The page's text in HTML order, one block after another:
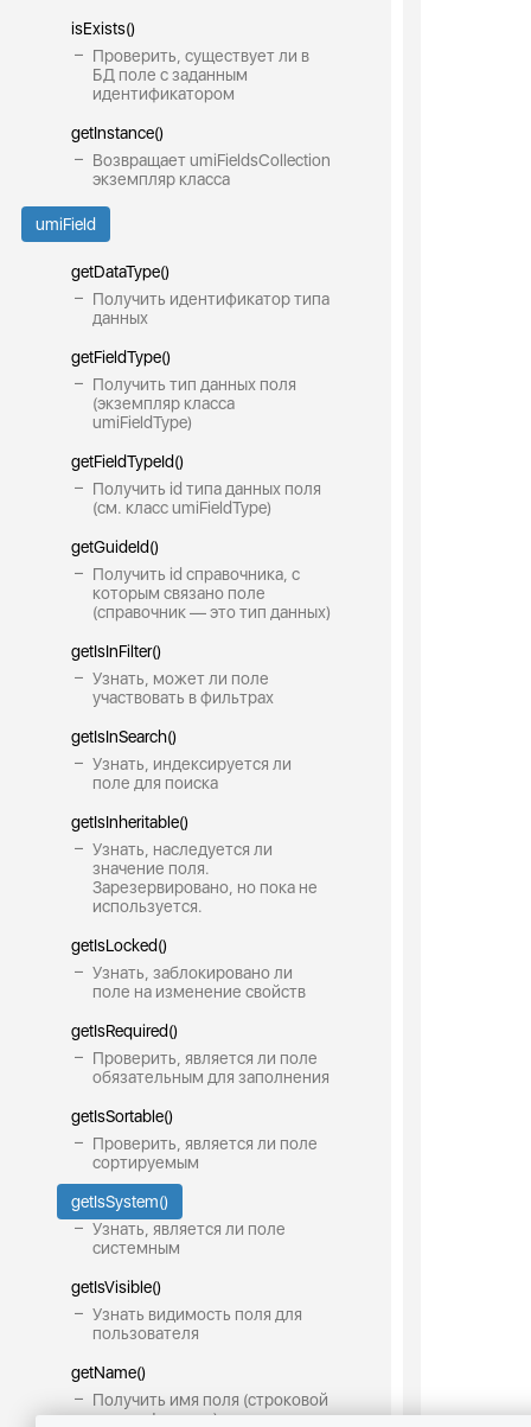
isExists()
Проверить, существует ли в
БД поле с заданным
идентификатором
getInstance()
Возвращает umiFieldsCollection
экземпляр класса
umiField
getDataType()
Получить идентификатор типа
данных
getFieldType()
Получить тип данных поля
(экземпляр класса
umiFieldType)
getFieldTypeId()
Получить id типа данных поля
(см. класс umiFieldType)
getGuideId()
Получить id справочника, с
которым связано поле
(справочник — это тип данных)
getIsInFilter()
Узнать, может ли поле
участвовать в фильтрах
getIsInSearch()
Узнать, индексируется ли
поле для поиска
getIsInheritable()
Узнать, наследуется ли
значение поля.
Зарезервировано, но пока не
используется.
getIsLocked()
Узнать, заблокировано ли
поле на изменение свойств
getIsRequired()
Проверить, является ли поле
обязательным для заполнения
getIsSortable()
Проверить, является ли поле
сортируемым
getIsSystem()
Узнать, является ли поле
системным
getIsVisible()
Узнать видимость поля для
пользователя
getName()
Получить имя поля (строковой
идентификатор)